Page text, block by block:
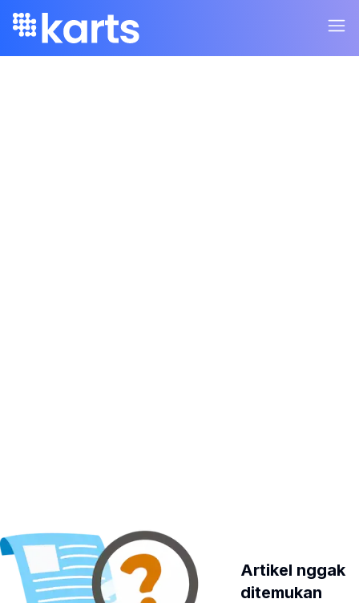
Artikel nggak
ditemukan